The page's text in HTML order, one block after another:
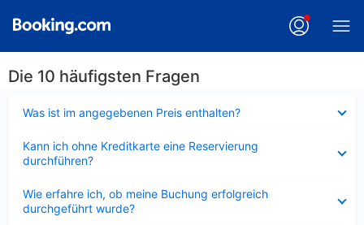
Die 10 häufigsten Fragen
Was ist im angegebenen Preis enthalten?
Kann ich ohne Kreditkarte eine Reservierung
durchführen?
Wie erfahre ich, ob meine Buchung erfolgreich
durchgeführt wurde?